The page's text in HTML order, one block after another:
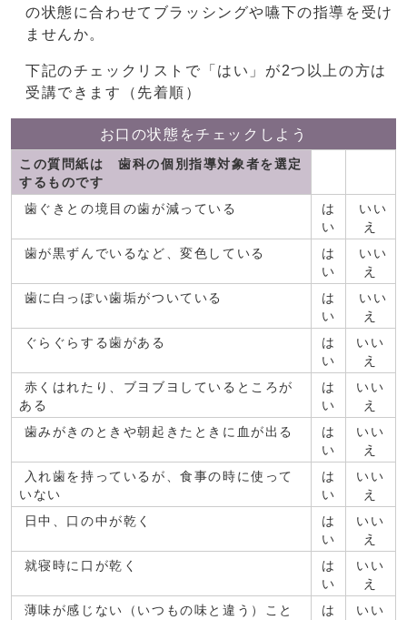
の状態に合わせてブラッシングや嚥下の指導を受け
ませんか。
下記のチェックリストで「はい」が2つ以上の方は
受講できます（先着順）
お口の状態をチェックしよう
この質問紙は 歯科の個別指導対象者を選定
するものです
歯ぐきとの境目の歯が減っている
は
い
いい
え
歯が黒ずんでいるなど、変色している
は
い
いい
え
歯に白っぽい歯垢がついている
は
い
いい
え
ぐらぐらする歯がある
は
い
いい
え
赤くはれたり、ブヨブヨしているところが
ある
は
い
いい
え
歯みがきのときや朝起きたときに血が出る
は
い
いい
え
入れ歯を持っているが、食事の時に使って
いない
は
い
いい
え
日中、口の中が乾く
は
い
いい
え
就寝時に口が乾く
は
い
いい
え
薄味が感じない（いつもの味と違う）こと
は いい